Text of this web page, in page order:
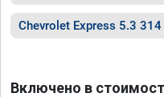
Chevrolet Express 5.3
Включено в